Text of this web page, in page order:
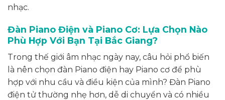
nhạc.
Đàn Piano Điện và Piano Cơ: Lựa Chọn Nào
Phù Hợp Với Bạn Tại Bắc Giang?
Trong thế giới âm nhạc ngày nay, câu hỏi phổ biến
là nên chọn đàn Piano điện hay Piano cơ để phù
hợp với nhu cầu và điều kiện của mình? Đàn Piano
điện tử thường nhẹ hơn, dễ di chuyển và có nhiều